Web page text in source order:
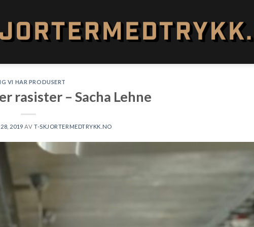
VI HAR PRODUSERT
rasister – Sacha Lehne
2019 AV T-SKJORTERMEDTRYKK.NO